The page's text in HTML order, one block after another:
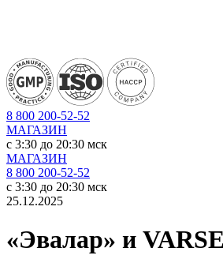
8 800 200-52-52
МАГАЗИН
c 3:30 до 20:30 мск
МАГАЗИН
8 800 200-52-52
c 3:30 до 20:30 мск
25.12.2025
«Эвалар» и